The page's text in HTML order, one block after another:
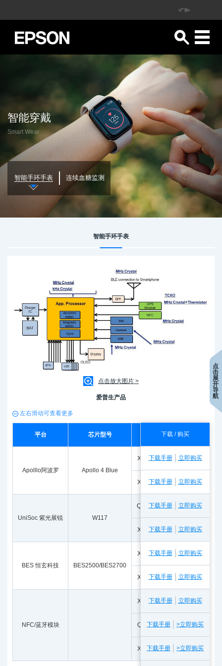
<广告>
智能穿戴
Smart Wear
智能手环手表 连续血糖监测
智能手环手表
点击放大图片 >
爱普生产品
左右滑动可查看更多
平台 芯片型号 产品型号
Apolllo阿波罗 Apollo 4 Blue
X1A0001210008
X1A0000610006 FC-12M
UniSoc 紫光展锐 W117
Q13FC13500002 FC-135
X1A0001210008
BES 恒玄科技 BES2500/BES2700
X1A0001210008
X1A0000610006 FC-12M
NFC/蓝牙模块
X1E0002510201 FA-118T
Q22FA12800043 FA-128
X1E0002510059 FA-118T
下载 / 购买
下载手册 立即购买
下载手册 立即购买
下载手册 立即购买
下载手册 立即购买
下载手册 立即购买
下载手册 立即购买
下载手册 立即购买
下载手册 >立即购买
下载手册 >立即购买
点
击
展
开
导
航